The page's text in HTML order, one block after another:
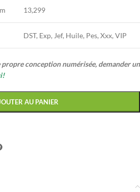
13,299
DST, Exp, Jef, Huile, Pes, Xxx, VIP
propre conception numérisée, demander un
AU PANIER